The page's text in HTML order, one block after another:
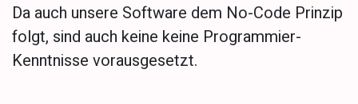
Da auch unsere Software dem No-Code Prinzip
folgt, sind auch keine keine Programmier-
Kenntnisse vorausgesetzt.